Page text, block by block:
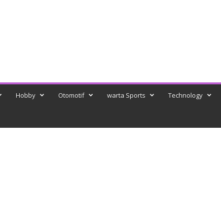
Hobby Otomotif warta Sports Technology